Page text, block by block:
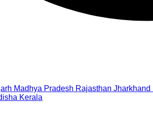
Madhya Pradesh Rajasthan Jharkhand
Kerala